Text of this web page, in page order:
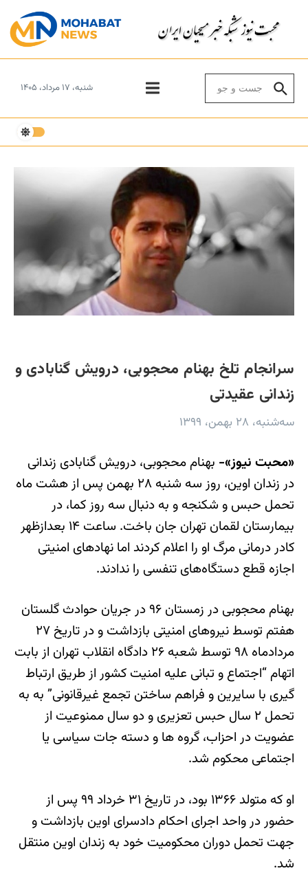
شنبه، ۱۷ مرداد، ۱۴۰۵
سرانجام تلخ بهنام محجوبی، درویش گنابادی و
زندانی عقیدتی
سه‌شنبه، ۲۸ بهمن، ۱۳۹۹
«محبت نیوز»- بهنام محجوبی، درویش گنابادی زندانی
در زندان اوین، روز سه شنبه ۲۸ بهمن پس از هشت ماه
تحمل حبس و شکنجه و به دنبال سه روز کما، در
بیمارستان لقمان تهران جان باخت. ساعت ۱۴ بعدازظهر
کادر درمانی مرگ او را اعلام کردند اما نهادهای امنیتی
اجازه قطع دستگاه‌های تنفسی را ندادند.
بهنام محجوبی در زمستان ۹۶ در جریان حوادث گلستان
هفتم توسط نیروهای امنیتی بازداشت و در تاریخ ۲۷
مردادماه ۹۸ توسط شعبه ۲۶ دادگاه انقلاب تهران از بابت
اتهام “اجتماع و تبانی علیه امنیت کشور از طریق ارتباط
گیری با سایرین و فراهم ساختن تجمع غیرقانونی” به به
تحمل ۲ سال حبس تعزیری و دو سال ممنوعیت از
عضویت در احزاب، گروه ها و دسته جات سیاسی یا
اجتماعی محکوم شد.
او که متولد ۱۳۶۶ بود، در تاریخ ۳۱ خرداد ۹۹ پس از
حضور در واحد اجرای احکام دادسرای اوین بازداشت و
جهت تحمل دوران محکومیت خود به زندان اوین منتقل
شد.